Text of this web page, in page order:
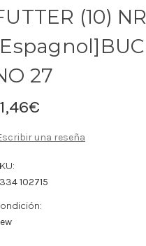
(10)
27
una reseña
102715